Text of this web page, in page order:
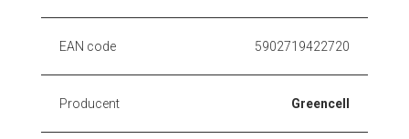
EAN code 5902719422720
Producent Greencell